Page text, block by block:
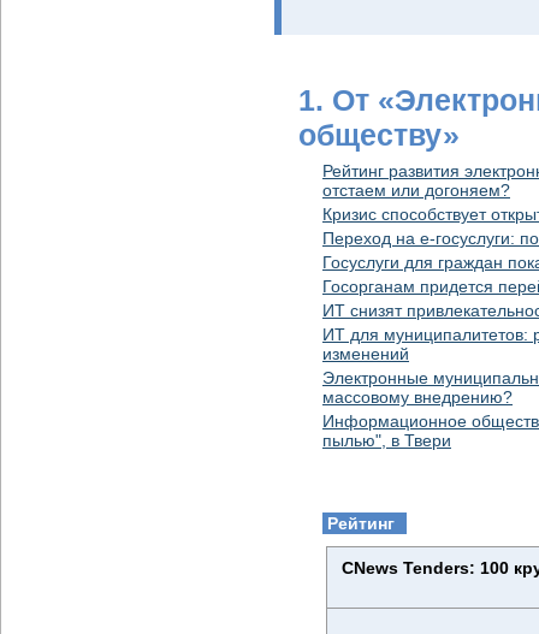
1. От
обществу»
Рейтинг развития
отстаем или догоняем?
Кризис способствует
Переход на e-госуслуги:
Госуслуги для граждан
Госорганам придется
ИТ снизят
ИТ для муниципалитетов:
изменений
Электронные
массовому внедрению?
Информационное
пылью", в Твери
Рейтинг
CNews Tenders: 100